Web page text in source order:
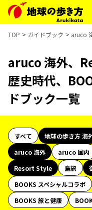
TOP ガイドブック aruco
aruco 海外、
歴史時代、
ドブック一覧
すべて 地球の歩き方 海
aruco 海外
aruco 国内
Resort Style
島旅
BOOKS スペシャルコラボ
BOOKS 旅と健康